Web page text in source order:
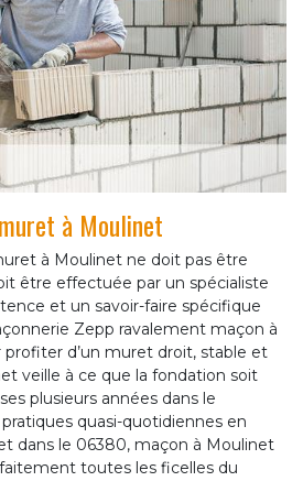
à Moulinet
à Moulinet ne doit pas être
être effectuée par un spécialiste
et un savoir-faire spécifique
Zepp ravalement maçon à
d’un muret droit, stable et
veille à ce que la fondation soit
plusieurs années dans le
quasi-quotidiennes en
dans le 06380, maçon à Moulinet
toutes les ficelles du